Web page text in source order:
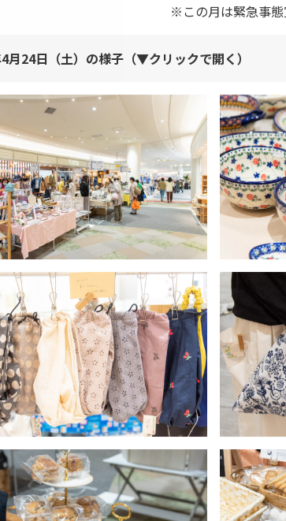
※この月は緊急事態
月24日（土）の様子（▼クリックで開く）